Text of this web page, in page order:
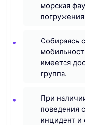
морская
Собираясь
имеется
группа.
При
поведения
инцидент и